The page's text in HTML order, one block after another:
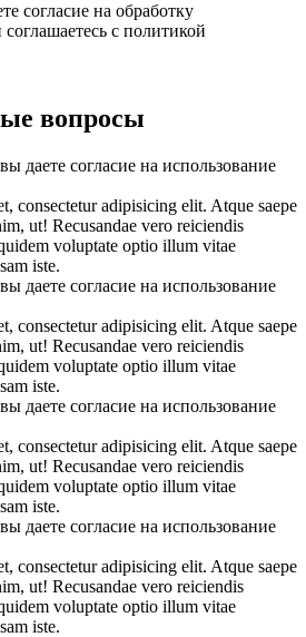
согласие на обработку
с политикой
вопросы
даете согласие на использование
consectetur adipisicing elit. Atque saepe
ut! Recusandae vero reiciendis
voluptate optio illum vitae
iste.
даете согласие на использование
consectetur adipisicing elit. Atque saepe
ut! Recusandae vero reiciendis
voluptate optio illum vitae
iste.
даете согласие на использование
consectetur adipisicing elit. Atque saepe
ut! Recusandae vero reiciendis
voluptate optio illum vitae
iste.
даете согласие на использование
consectetur adipisicing elit. Atque saepe
ut! Recusandae vero reiciendis
voluptate optio illum vitae
iste.